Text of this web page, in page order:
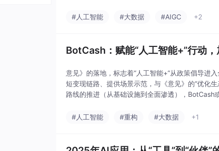
#人工智能 #大数据 #AIGC +2
BotCash：赋能“人工智能+”行动
意见》的落地，标志着“人工智能+”从政策倡导进
短变现链路、提供场景示范，与《意见》的“优化
路线的推进（从基础设施到全面渗透），
#人工智能
#重构 #大数据 +1